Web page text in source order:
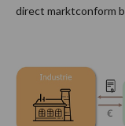
direct marktconform